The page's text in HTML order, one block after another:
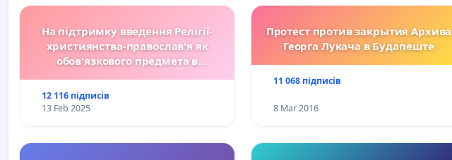
На підтримку введення Релігії-
християнства-православ'я як
обов'язкового предмета в
12 116 підписів
13 Feb 2025
Протест против закрытия Архива
Георга Лукача в Будапеште
11 068 підписів
8 Mar 2016